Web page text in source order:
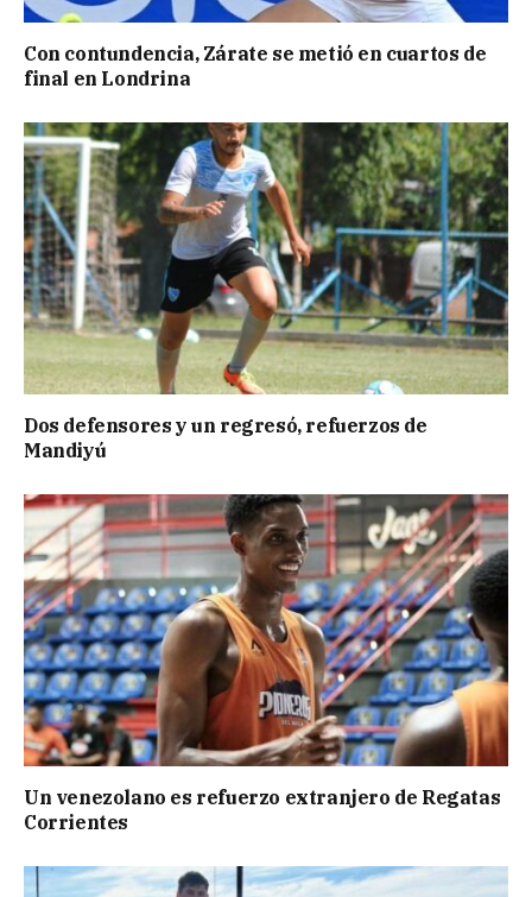
Con contundencia, Zárate se metió en cuartos de
final en Londrina
Dos defensores y un regresó, refuerzos de
Mandiyú
Un venezolano es refuerzo extranjero de Regatas
Corrientes